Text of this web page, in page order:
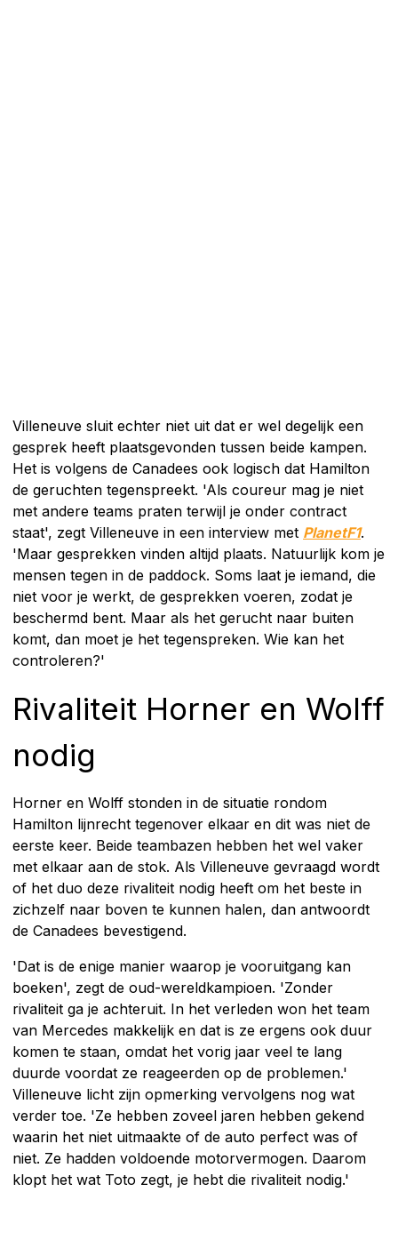
Villeneuve sluit echter niet uit dat er wel degelijk een
gesprek heeft plaatsgevonden tussen beide kampen.
Het is volgens de Canadees ook logisch dat Hamilton
de geruchten tegenspreekt. 'Als coureur mag je niet
met andere teams praten terwijl je onder contract
staat', zegt Villeneuve in een interview met PlanetF1.
'Maar gesprekken vinden altijd plaats. Natuurlijk kom je
mensen tegen in de paddock. Soms laat je iemand, die
niet voor je werkt, de gesprekken voeren, zodat je
beschermd bent. Maar als het gerucht naar buiten
komt, dan moet je het tegenspreken. Wie kan het
controleren?'
Rivaliteit Horner en Wolff
nodig
Horner en Wolff stonden in de situatie rondom
Hamilton lijnrecht tegenover elkaar en dit was niet de
eerste keer. Beide teambazen hebben het wel vaker
met elkaar aan de stok. Als Villeneuve gevraagd wordt
of het duo deze rivaliteit nodig heeft om het beste in
zichzelf naar boven te kunnen halen, dan antwoordt
de Canadees bevestigend.
'Dat is de enige manier waarop je vooruitgang kan
boeken', zegt de oud-wereldkampioen. 'Zonder
rivaliteit ga je achteruit. In het verleden won het team
van Mercedes makkelijk en dat is ze ergens ook duur
komen te staan, omdat het vorig jaar veel te lang
duurde voordat ze reageerden op de problemen.'
Villeneuve licht zijn opmerking vervolgens nog wat
verder toe. 'Ze hebben zoveel jaren hebben gekend
waarin het niet uitmaakte of de auto perfect was of
niet. Ze hadden voldoende motorvermogen. Daarom
klopt het wat Toto zegt, je hebt die rivaliteit nodig.'